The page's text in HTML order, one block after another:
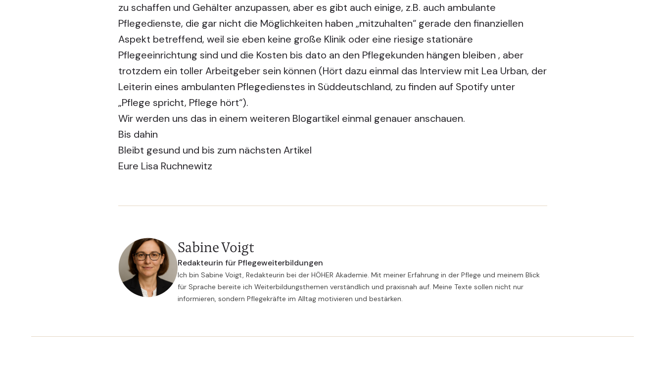
zu schaffen und Gehälter anzupassen, aber es gibt auch einige, z.B. auch ambulante
Pflegedienste, die gar nicht die Möglichkeiten haben „mitzuhalten“ gerade den finanziellen
Aspekt betreffend, weil sie eben keine große Klinik oder eine riesige stationäre
Pflegeeinrichtung sind und die Kosten bis dato an den Pflegekunden hängen bleiben , aber
trotzdem ein toller Arbeitgeber sein können (Hört dazu einmal das Interview mit Lea Urban, der
Leiterin eines ambulanten Pflegedienstes in Süddeutschland, zu finden auf Spotify unter
„Pflege spricht, Pflege hört“).
Wir werden uns das in einem weiteren Blogartikel einmal genauer anschauen.
Bis dahin
Bleibt gesund und bis zum nächsten Artikel
Eure Lisa Ruchnewitz
Sabine Voigt
Redakteurin für Pflegeweiterbildungen
Ich bin Sabine Voigt, Redakteurin bei der HÖHER Akademie. Mit meiner Erfahrung in der Pflege und meinem Blick
für Sprache bereite ich Weiterbildungsthemen verständlich und praxisnah auf. Meine Texte sollen nicht nur
informieren, sondern Pflegekräfte im Alltag motivieren und bestärken.